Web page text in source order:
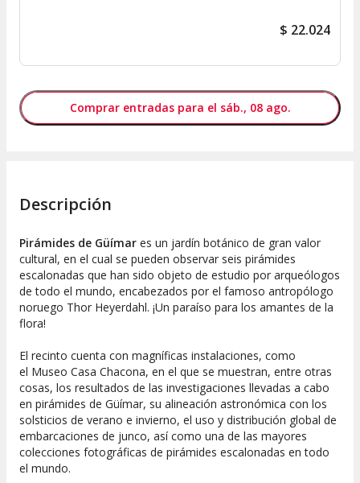
$ 22.024
Comprar entradas para el sáb., 08 ago.
Descripción
Pirámides de Güímar es un jardín botánico de gran valor
cultural, en el cual se pueden observar seis pirámides
escalonadas que han sido objeto de estudio por arqueólogos
de todo el mundo, encabezados por el famoso antropólogo
noruego Thor Heyerdahl. ¡Un paraíso para los amantes de la
flora!
El recinto cuenta con magníficas instalaciones, como
el Museo Casa Chacona, en el que se muestran, entre otras
cosas, los resultados de las investigaciones llevadas a cabo
en pirámides de Güímar, su alineación astronómica con los
solsticios de verano e invierno, el uso y distribución global de
embarcaciones de junco, así como una de las mayores
colecciones fotográficas de pirámides escalonadas en todo
el mundo.